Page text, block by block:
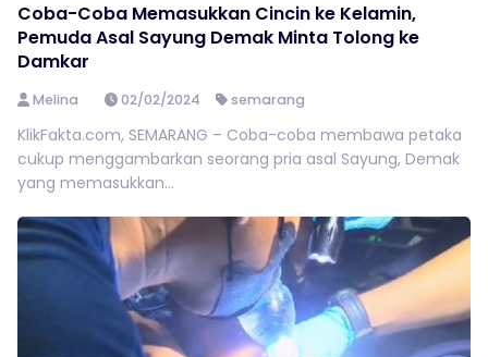
Coba-Coba Memasukkan Cincin ke Kelamin,
Pemuda Asal Sayung Demak Minta Tolong ke
Damkar
Melina 02/02/2024 semarang
KlikFakta.com, SEMARANG – Coba-coba membawa petaka
cukup menggambarkan seorang pria asal Sayung, Demak
yang memasukkan...